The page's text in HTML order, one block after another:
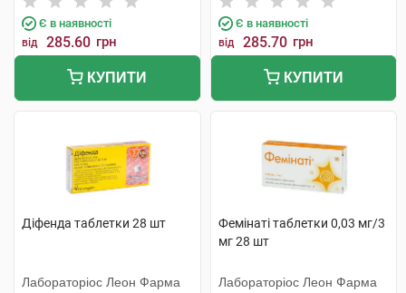
Є в наявності
від 285.60 грн
КУПИТИ
Є в наявності
від 285.70 грн
КУПИТИ
Діфенда таблетки 28 шт
Лабораторіос Леон Фарма
Фемінаті таблетки 0,03 мг/3
мг 28 шт
Лабораторіос Леон Фарма